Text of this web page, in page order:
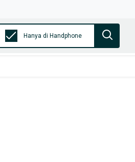
Hanya di Handphone